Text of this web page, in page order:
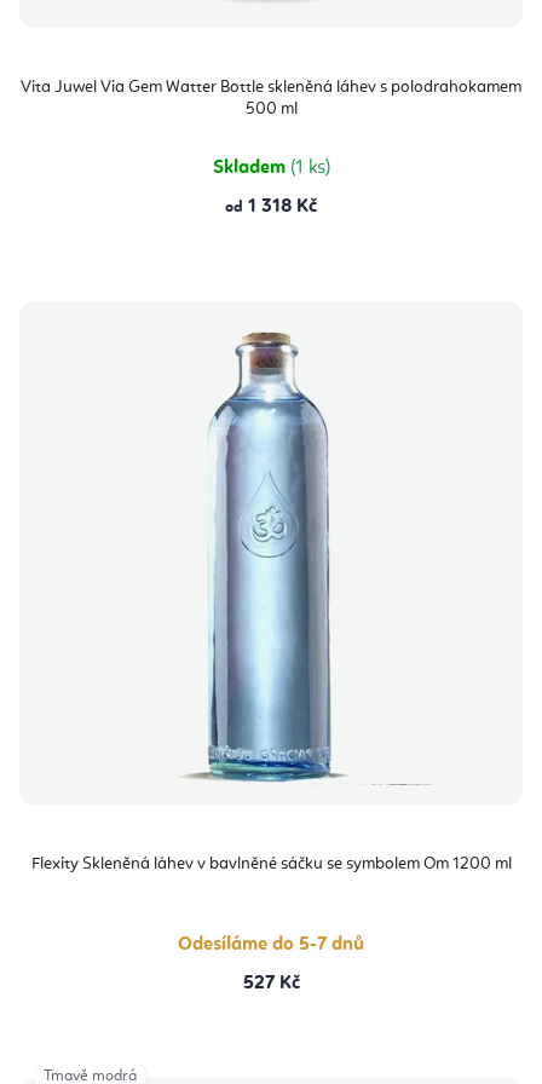
Vita Juwel Via Gem Watter Bottle skleněná láhev s polodrahokamem
500 ml
Skladem (1 ks)
od 1 318 Kč
Flexity Skleněná láhev v bavlněné sáčku se symbolem Om 1200 ml
Odesíláme do 5-7 dnů
527 Kč
Tmavě modrá